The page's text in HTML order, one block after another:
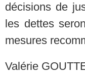
décisions de
les dettes
mesures
Valérie